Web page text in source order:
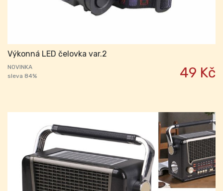
Výkonná LED čelovka var.2
NOVINKA
sleva 84%
49 Kč